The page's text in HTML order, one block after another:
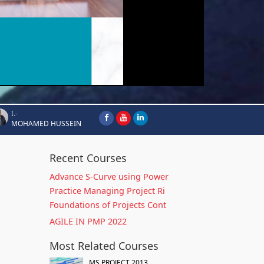
I.-
MOHAMED HUSSEIN
Recent Courses
Advance S-Curve using Power
Practice Managing Project Ri
Foundations of Projects Cont
AGILE IN PMP 2022
Most Related Courses